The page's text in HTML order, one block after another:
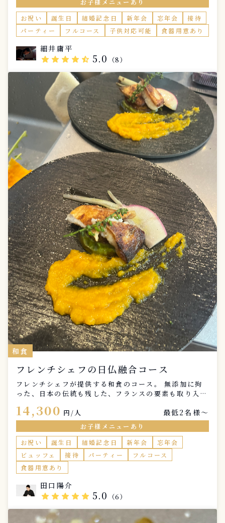
別なひととき。ご自宅にいながら、まるでレストランで
過ごすような上質な食体験をお楽しみください。 事前
のヒアリングで、お好みや苦手な食材、特別なリクエス
トを伺い、お客様だけのオリジナルコースをお作りしま
す。食材の持ち味を最大限に引き出し、心に残る一皿を
お届けいたします。 レストラン仕様のカトラリー、ナ
プキン、メニュー表、お皿の持参も可能でございます。
お一人様税込1100円になります。 上質なフレンチとと
もに、かけがえのない時間を演出いたします。お気軽に
お問い合わせください。
お子様メニューあり
お祝い
誕生日 結婚記念日 新年会 忘年会
接待
パーティー
フルコース 子供対応可能 食器用意あり
細井庸平
star star star star star_half 5.0 （8）
和食
フレンチシェフの日仏融合コース
フレンチシェフが提供する和食のコース。 無添加に拘
った、日本の伝統も残した、フランスの要素も取り入れ
14,300 円/人 最低2名様〜
お子様メニューあり
お祝い
誕生日 結婚記念日 新年会
忘年会
ビュッフェ
接待 パーティー
フルコース
食器用意あり
田口陽介
star star star star star 5.0 （6）